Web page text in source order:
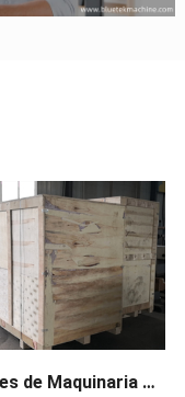
Paquetes de Maquinaria Para Ventanas de UPVC